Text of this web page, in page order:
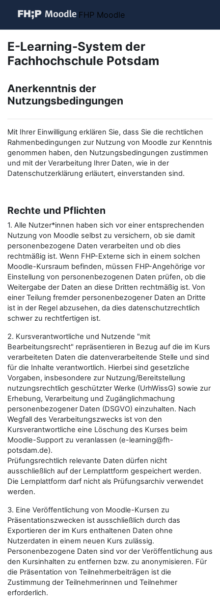
FHP Moodle
E-Learning-System der
Fachhochschule Potsdam
Anerkenntnis der
Nutzungsbedingungen
Mit Ihrer Einwilligung erklären Sie, dass Sie die rechtlichen
Rahmenbedingungen zur Nutzung von Moodle zur Kenntnis
genommen haben, den Nutzungsbedingungen zustimmen
und mit der Verarbeitung Ihrer Daten, wie in der
Datenschutzerklärung erläutert, einverstanden sind.
Rechte und Pflichten
1. Alle Nutzer*innen haben sich vor einer entsprechenden
Nutzung von Moodle selbst zu versichern, ob sie damit
personenbezogene Daten verarbeiten und ob dies
rechtmäßig ist. Wenn FHP-Externe sich in einem solchen
Moodle-Kursraum befinden, müssen FHP-Angehörige vor
Einstellung von personenbezogenen Daten prüfen, ob die
Weitergabe der Daten an diese Dritten rechtmäßig ist. Von
einer Teilung fremder personenbezogener Daten an Dritte
ist in der Regel abzusehen, da dies datenschutzrechtlich
schwer zu rechtfertigen ist.
2. Kursverantwortliche und Nutzende "mit
Bearbeitungsrecht" repräsentieren in Bezug auf die im Kurs
verarbeiteten Daten die datenverarbeitende Stelle und sind
für die Inhalte verantwortlich. Hierbei sind gesetzliche
Vorgaben, insbesondere zur Nutzung/Bereitstellung
nutzungsrechtlich geschützter Werke (UrhWissG) sowie zur
Erhebung, Verarbeitung und Zugänglichmachung
personenbezogener Daten (DSGVO) einzuhalten. Nach
Wegfall des Verarbeitungszwecks ist von den
Kursverantwortliche eine Löschung des Kurses beim
Moodle-Support zu veranlassen (e-learning@fh-
potsdam.de).
Prüfungsrechtlich relevante Daten dürfen nicht
ausschließlich auf der Lernplattform gespeichert werden.
Die Lernplattform darf nicht als Prüfungsarchiv verwendet
werden.
3. Eine Veröffentlichung von Moodle-Kursen zu
Präsentationszwecken ist ausschließlich durch das
Exportieren der im Kurs enthaltenen Daten ohne
Nutzerdaten in einem neuen Kurs zulässig.
Personenbezogene Daten sind vor der Veröffentlichung aus
den Kursinhalten zu entfernen bzw. zu anonymisieren. Für
die Präsentation von Teilnehmerbeiträgen ist die
Zustimmung der Teilnehmerinnen und Teilnehmer
erforderlich.